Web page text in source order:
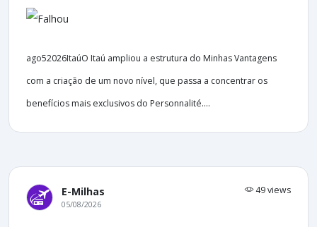
ago52026ItaúO Itaú ampliou a estrutura do Minhas Vantagens
com a criação de um novo nível, que passa a concentrar os
benefícios mais exclusivos do Personnalité....
E-Milhas 49 views
05/08/2026